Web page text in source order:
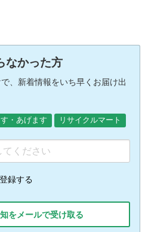
なかった方
、新着情報をいち早くお届け出
・あげます リサイクルマート
録する
をメールで受け取る